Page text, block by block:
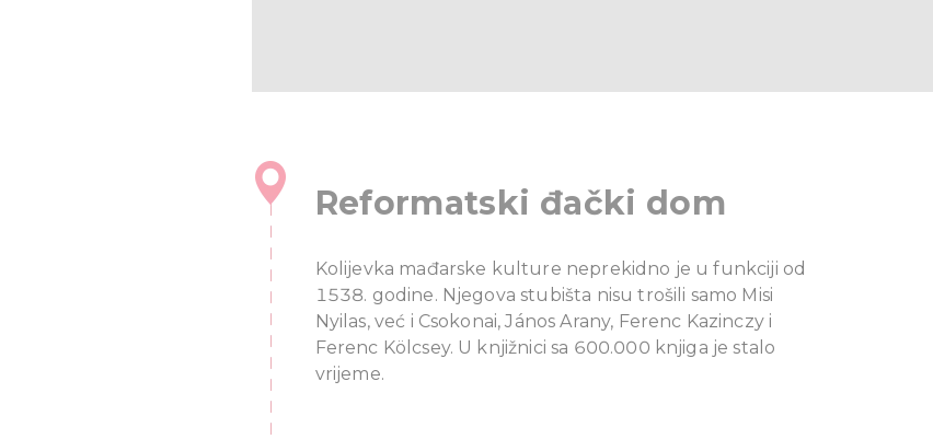
Reformatski đački dom
Kolijevka mađarske kulture neprekidno je u funkciji od
1538. godine. Njegova stubišta nisu trošili samo Misi
Nyilas, već i Csokonai, János Arany, Ferenc Kazinczy i
Ferenc Kölcsey. U knjižnici sa 600.000 knjiga je stalo
vrijeme.